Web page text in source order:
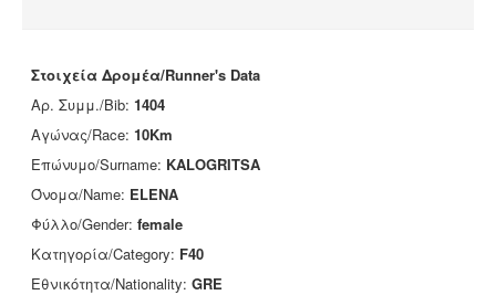
Στοιχεία Δρομέα/Runner's Data
Αρ. Συμμ./Bib: 1404
Αγώνας/Race: 10Km
Επώνυμο/Surname: KALOGRITSA
Όνομα/Name: ELENA
Φύλλο/Gender: female
Κατηγορία/Category: F40
Εθνικότητα/Nationality: GRE